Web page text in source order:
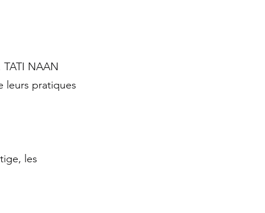
NAAN
leurs pratiques
les